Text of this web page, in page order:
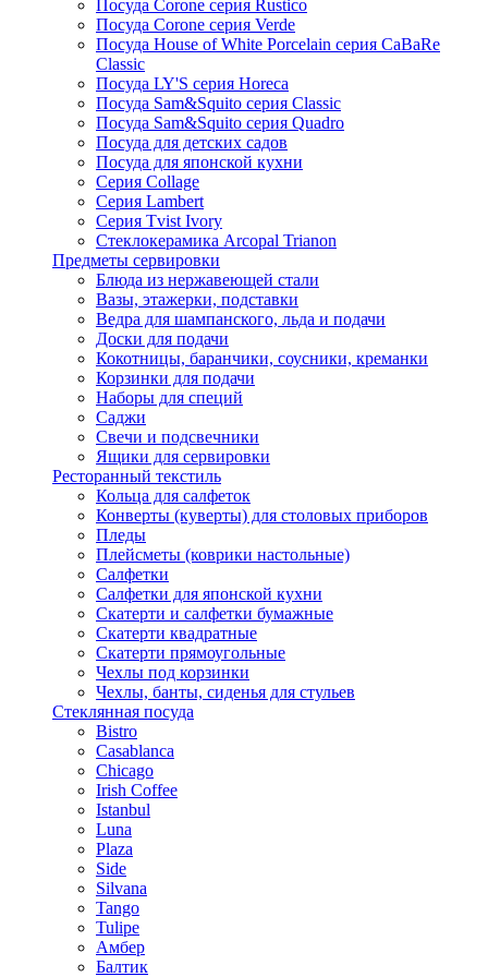
Посуда Corone серия Rustico
Посуда Corone серия Verde
Посуда House of White Porcelain серия CaBaRe
Classic
Посуда LY'S серия Horeca
Посуда Sam&Squito серия Classic
Посуда Sam&Squito серия Quadro
Посуда для детских садов
Посуда для японской кухни
Серия Collage
Серия Lambert
Серия Tvist Ivory
Стеклокерамика Arcopal Trianon
Предметы сервировки
Блюда из нержавеющей стали
Вазы, этажерки, подставки
Ведра для шампанского, льда и подачи
Доски для подачи
Кокотницы, баранчики, соусники, креманки
Корзинки для подачи
Наборы для специй
Саджи
Свечи и подсвечники
Ящики для сервировки
Ресторанный текстиль
Кольца для салфеток
Конверты (куверты) для столовых приборов
Пледы
Плейсметы (коврики настольные)
Салфетки
Салфетки для японской кухни
Скатерти и салфетки бумажные
Скатерти квадратные
Скатерти прямоугольные
Чехлы под корзинки
Чехлы, банты, сиденья для стульев
Стеклянная посуда
Bistro
Casablanca
Chicago
Irish Coffee
Istanbul
Luna
Plaza
Side
Silvana
Tango
Tulipe
Амбер
Балтик